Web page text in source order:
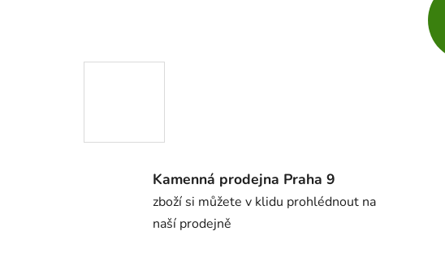
Kamenná prodejna Praha 9
zboží si můžete v klidu prohlédnout na
naší prodejně